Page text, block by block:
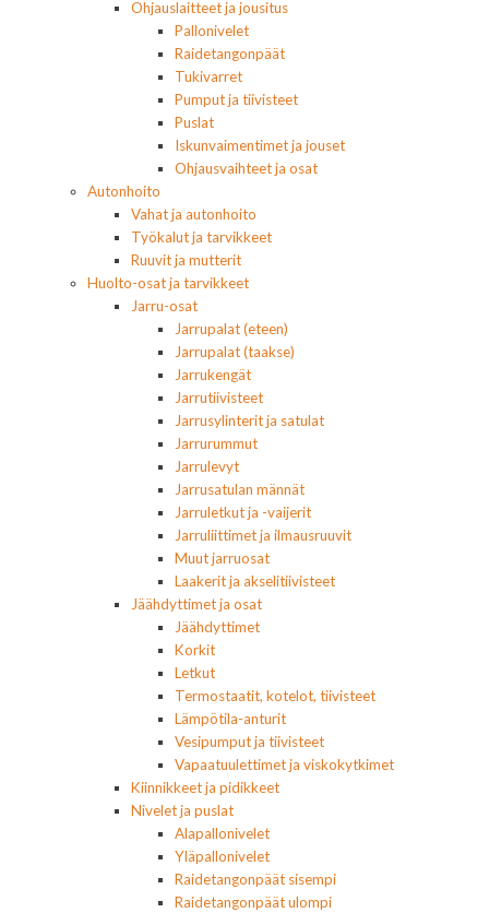
Ohjauslaitteet ja jousitus
Pallonivelet
Raidetangonpäät
Tukivarret
Pumput ja tiivisteet
Puslat
Iskunvaimentimet ja jouset
Ohjausvaihteet ja osat
Autonhoito
Vahat ja autonhoito
Työkalut ja tarvikkeet
Ruuvit ja mutterit
Huolto-osat ja tarvikkeet
Jarru-osat
Jarrupalat (eteen)
Jarrupalat (taakse)
Jarrukengät
Jarrutiivisteet
Jarrusylinterit ja satulat
Jarrurummut
Jarrulevyt
Jarrusatulan männät
Jarruletkut ja -vaijerit
Jarruliittimet ja ilmausruuvit
Muut jarruosat
Laakerit ja akselitiivisteet
Jäähdyttimet ja osat
Jäähdyttimet
Korkit
Letkut
Termostaatit, kotelot, tiivisteet
Lämpötila-anturit
Vesipumput ja tiivisteet
Vapaatuulettimet ja viskokytkimet
Kiinnikkeet ja pidikkeet
Nivelet ja puslat
Alapallonivelet
Yläpallonivelet
Raidetangonpäät sisempi
Raidetangonpäät ulompi